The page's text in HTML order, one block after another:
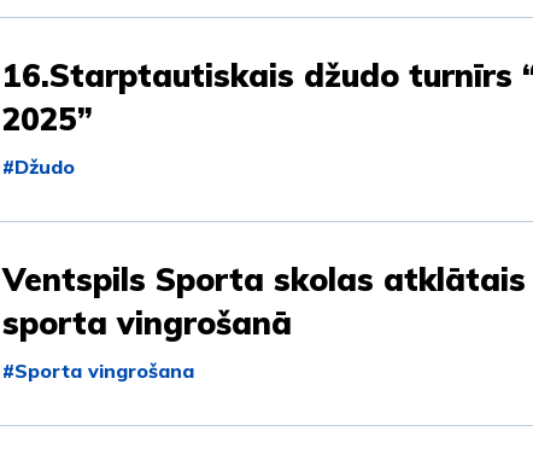
16.Starptautiskais džudo turnīrs
2025”
#Džudo
Ventspils Sporta skolas atklātais
sporta vingrošanā
#Sporta vingrošana